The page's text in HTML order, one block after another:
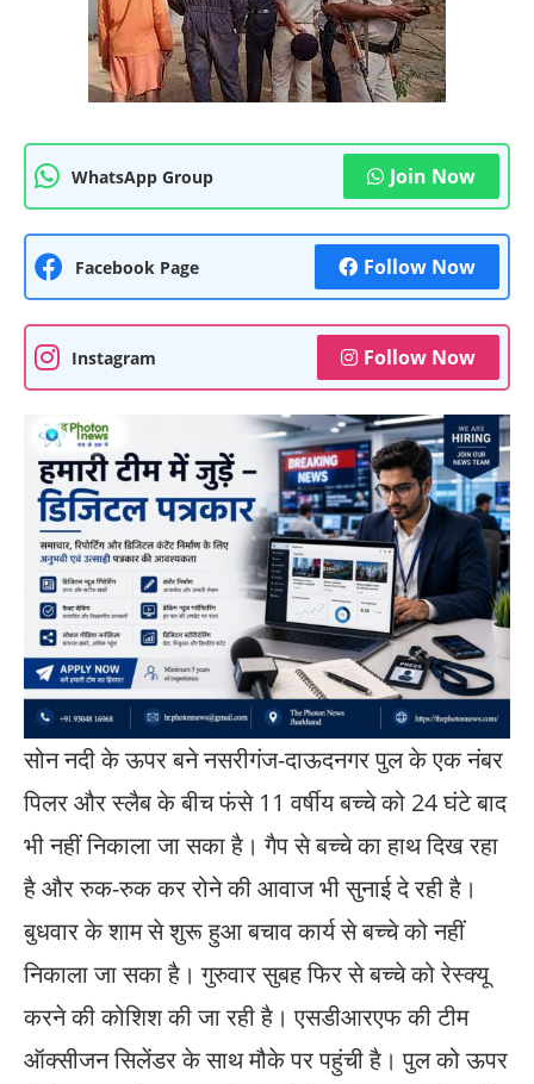
WhatsApp Group Join Now
Facebook Page Follow Now
Instagram Follow Now
सोन नदी के ऊपर बने नसरीगंज-दाऊदनगर पुल के एक नंबर
पिलर और स्लैब के बीच फंसे 11 वर्षीय बच्चे को 24 घंटे बाद
भी नहीं निकाला जा सका है। गैप से बच्चे का हाथ दिख रहा
है और रुक-रुक कर रोने की आवाज भी सुनाई दे रही है।
बुधवार के शाम से शुरू हुआ बचाव कार्य से बच्चे को नहीं
निकाला जा सका है। गुरुवार सुबह फिर से बच्चे को रेस्क्यू
करने की कोशिश की जा रही है। एसडीआरएफ की टीम
ऑक्सीजन सिलेंडर के साथ मौके पर पहुंची है। पुल को ऊपर